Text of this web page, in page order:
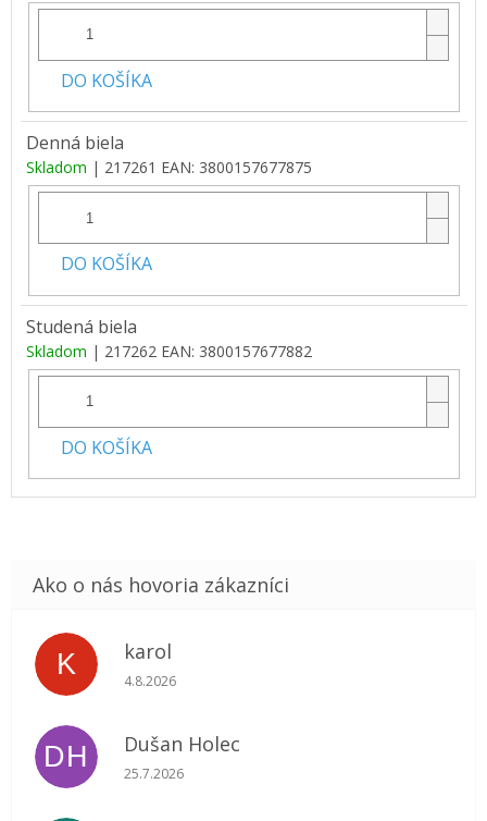
DO KOŠÍKA
Denná biela
Skladom | 217261 EAN: 3800157677875
DO KOŠÍKA
Studená biela
Skladom | 217262 EAN: 3800157677882
DO KOŠÍKA
K karol
Hodnotenie obchodu je 5 z 5 hviezdičiek.
4.8.2026
DH Dušan Holec
Hodnotenie obchodu je 5 z 5 hviezdičiek.
25.7.2026